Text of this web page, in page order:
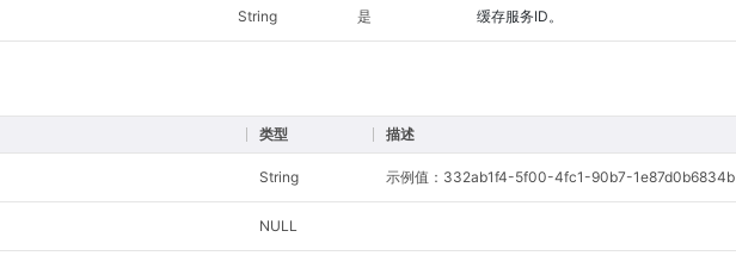
String 是 缓存服务ID。
类型 描述
String 示例值：332ab1f4-5f00-4fc1-90b7-1e87d0b6834b
NULL